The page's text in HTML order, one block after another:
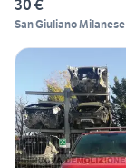
30 €
San Giuliano Milanese